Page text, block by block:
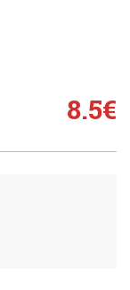
8.5€